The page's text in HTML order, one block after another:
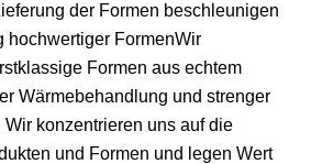
der Formen beschleunigen
hochwertiger FormenWir
Formen aus echtem
Wärmebehandlung und strenger
konzentrieren uns auf die
und Formen und legen Wert